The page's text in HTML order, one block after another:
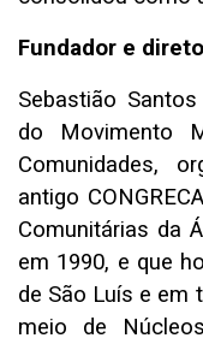
Fundador e
Sebastião
do Movimento
Comunidades,
antigo
Comunitárias da
em 1990, e que
de São Luís e em
meio de